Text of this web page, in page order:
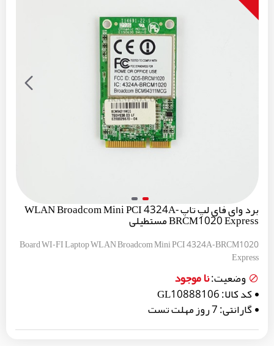
برد وای فای لپ تاپ WLAN Broadcom Mini PCI 4324A-
BRCM1020 Express مستطیلی
Board WI-FI Laptop WLAN Broadcom Mini PCI 4324A-BRCM1020
Express
وضعیت:نا موجود
کد کالا:GL10888106
گارانتی:7 روز مهلت تست